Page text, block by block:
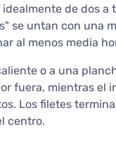
de dos a
se untan con una
al menos media
o a una
fuera, mientras el
Los filetes
centro.